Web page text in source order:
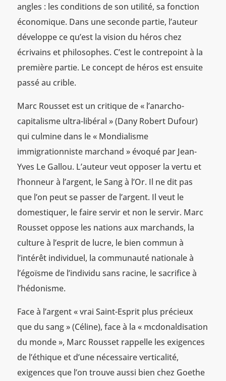
angles : les conditions de son utilité, sa fonction
économique. Dans une seconde partie, l’auteur
développe ce qu’est la vision du héros chez
écrivains et philosophes. C’est le contrepoint à la
première partie. Le concept de héros est ensuite
passé au crible.
Marc Rousset est un critique de « l’anarcho-
capitalisme ultra-libéral » (Dany Robert Dufour)
qui culmine dans le « Mondialisme
immigrationniste marchand » évoqué par Jean-
Yves Le Gallou. L’auteur veut opposer la vertu et
l’honneur à l’argent, le Sang à l’Or. Il ne dit pas
que l’on peut se passer de l’argent. Il veut le
domestiquer, le faire servir et non le servir. Marc
Rousset oppose les nations aux marchands, la
culture à l’esprit de lucre, le bien commun à
l’intérêt individuel, la communauté nationale à
l’égoïsme de l’individu sans racine, le sacrifice à
l’hédonisme.
Face à l’argent « vrai Saint-Esprit plus précieux
que du sang » (Céline), face à la « mcdonaldisation
du monde », Marc Rousset rappelle les exigences
de l’éthique et d’une nécessaire verticalité,
exigences que l’on trouve aussi bien chez Goethe